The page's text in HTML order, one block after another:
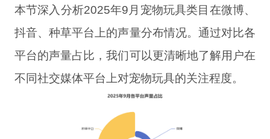
本节深入分析2025年9月宠物玩具类目在微博、
抖音、种草平台上的声量分布情况。通过对比各
平台的声量占比，我们可以更清晰地了解用户在
不同社交媒体平台上对宠物玩具的关注程度。